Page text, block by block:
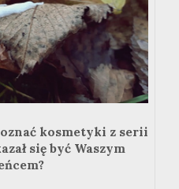
kosmetyki z serii
się być Waszym